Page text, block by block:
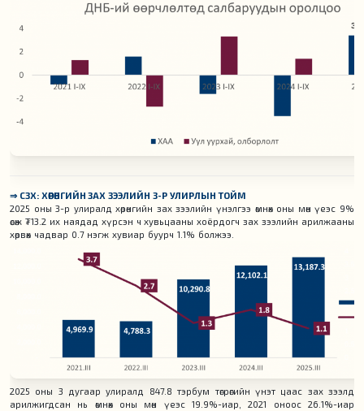
⇒ СЗХ: ХӨРӨНГИЙН ЗАХ ЗЭЭЛИЙН 3-Р УЛИРЛЫН ТОЙМ
2025 оны 3-р улиралд хөрөнгийн зах зээлийн үнэлгээ өмнөх оны мөн үеэс 9%
өсөж ₮13.2 их наядад хүрсэн ч хувьцааны хоёрдогч зах зээлийн арилжааны
хөрвөх чадвар 0.7 нэгж хувиар буурч 1.1% болжээ.
2025 оны 3 дугаар улиралд 847.8 тэрбум төгрөгийн үнэт цаас зах зээлд
арилжигдсан нь өмнөх оны мөн үеэс 19.9%-иар, 2021 оноос 26.1%-иар